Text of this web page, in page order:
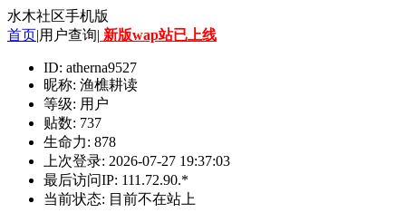
水木社区手机版
首页|用户查询| 新版wap站已上线
ID: atherna9527
昵称: 渔樵耕读
等级: 用户
贴数: 737
生命力: 878
上次登录: 2026-07-27 19:37:03
最后访问IP: 111.72.90.*
当前状态: 目前不在站上